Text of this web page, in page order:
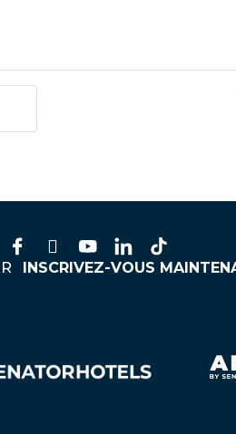
INSCRIVEZ-VOUS